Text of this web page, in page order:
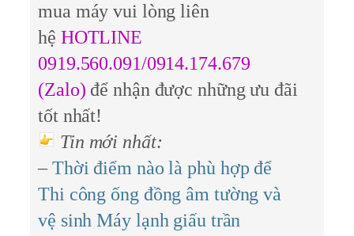
mua máy vui lòng liên
hệ HOTLINE
0919.560.091/0914.174.679
(Zalo) để nhận được những ưu đãi
tốt nhất!
Tin mới nhất:
– Thời điểm nào là phù hợp để
Thi công ống đồng âm tường và
vệ sinh Máy lạnh giấu trần